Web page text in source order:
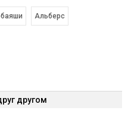
Альберс
другом